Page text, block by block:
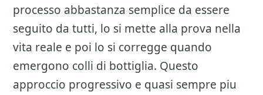
processo abbastanza semplice da essere
seguito da tutti, lo si mette alla prova nella
vita reale e poi lo si corregge quando
emergono colli di bottiglia. Questo
approccio progressivo e quasi sempre piu